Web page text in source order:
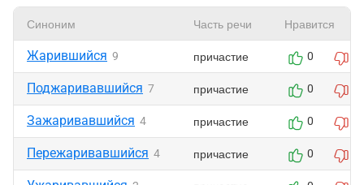
Синоним Часть речи Нравится
Жарившийся 9 причастие 0
Поджаривавшийся 7 причастие 0
Зажаривавшийся 4 причастие 0
Пережаривавшийся 4 причастие 0